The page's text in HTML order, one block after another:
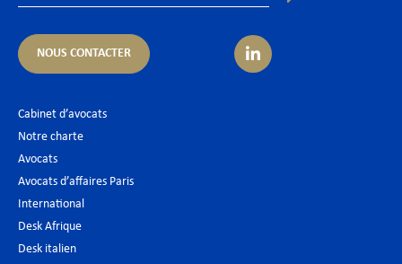
NOUS CONTACTER
Cabinet d’avocats
Notre charte
Avocats
Avocats d’affaires Paris
International
Desk Afrique
Desk italien